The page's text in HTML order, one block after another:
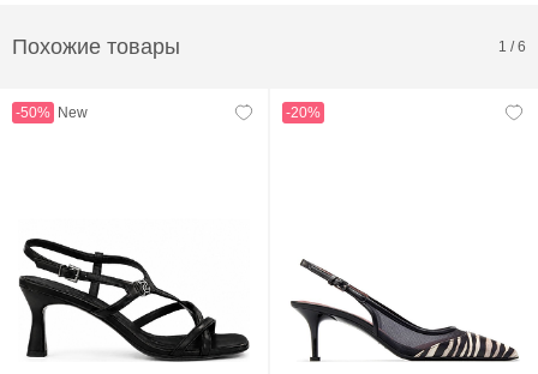
Похожие товары 1 /6
-50% New -20%